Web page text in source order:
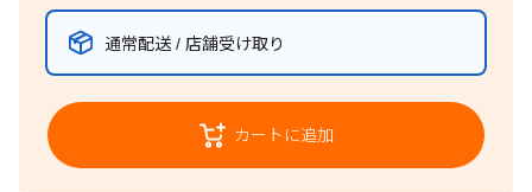
通常配送 / 店舗受け取り
カートに追加